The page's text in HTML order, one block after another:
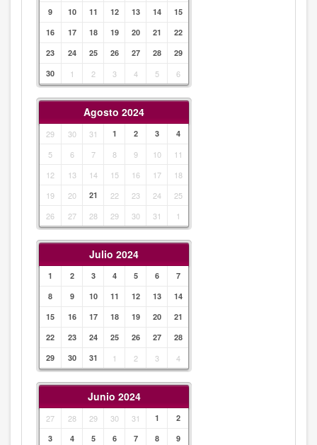
9
10 11 12 13 14
15
16
17 18 19 20 21
22
23
24 25 26 27 28
29
30
1 2 3 4 5 6
Agosto 2024
29 30 31 1 2 3 4
5 6 7 8 9 10
11
12
13 14 15 16 17
18
19
20 21 22 23 24
25
26
27 28 29 30 31 1
Julio 2024
1 2 3 4 5 6
7
8
9 10 11 12 13
14
15
16 17 18 19 20
21
22
23 24 25 26 27
28
29
30 31 1 2 3 4
Junio 2024
27 28 29 30 31 1
2
3
4 5 6 7 8
9